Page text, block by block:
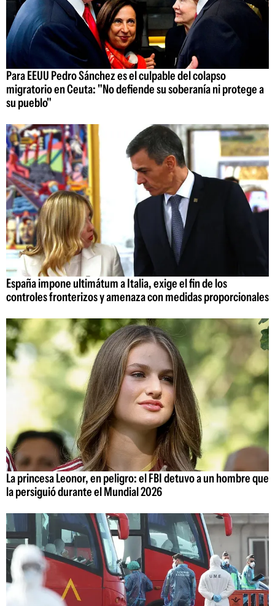
Para EEUU Pedro Sánchez es el culpable del colapso
migratorio en Ceuta: "No defiende su soberanía ni protege a
su pueblo"
España impone ultimátum a Italia, exige el fin de los
controles fronterizos y amenaza con medidas proporcionales
La princesa Leonor, en peligro: el FBI detuvo a un hombre que
la persiguió durante el Mundial 2026